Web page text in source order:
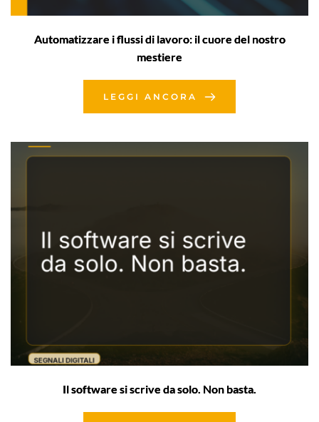
Automatizzare i flussi di lavoro: il cuore del nostro
mestiere
LEGGI ANCORA
Il software si scrive da solo. Non basta.